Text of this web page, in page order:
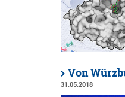
Von
31.05.2018